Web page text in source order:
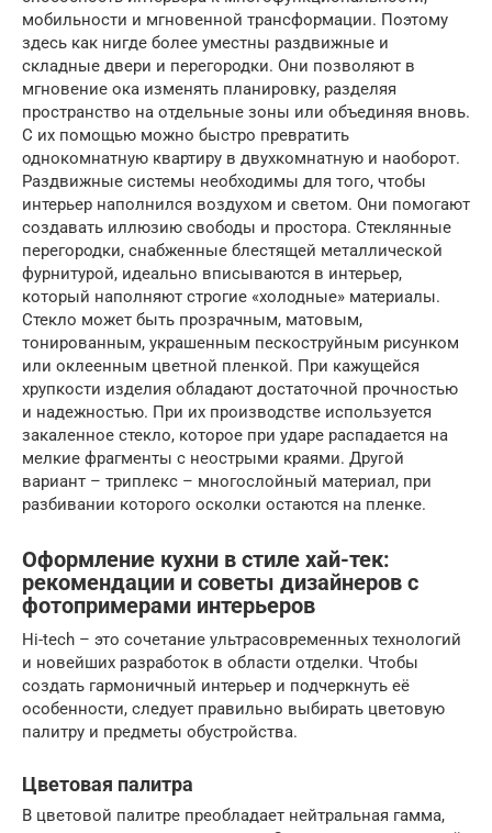
мобильности и мгновенной трансформации. Поэтому
здесь как нигде более уместны раздвижные и
складные двери и перегородки. Они позволяют в
мгновение ока изменять планировку, разделяя
пространство на отдельные зоны или объединяя вновь.
С их помощью можно быстро превратить
однокомнатную квартиру в двухкомнатную и наоборот.
Раздвижные системы необходимы для того, чтобы
интерьер наполнился воздухом и светом. Они помогают
создавать иллюзию свободы и простора. Стеклянные
перегородки, снабженные блестящей металлической
фурнитурой, идеально вписываются в интерьер,
который наполняют строгие «холодные» материалы.
Стекло может быть прозрачным, матовым,
тонированным, украшенным пескоструйным рисунком
или оклеенным цветной пленкой. При кажущейся
хрупкости изделия обладают достаточной прочностью
и надежностью. При их производстве используется
закаленное стекло, которое при ударе распадается на
мелкие фрагменты с неострыми краями. Другой
вариант – триплекс – многослойный материал, при
разбивании которого осколки остаются на пленке.
Оформление кухни в стиле хай-тек:
рекомендации и советы дизайнеров с
фотопримерами интерьеров
Hi-tech – это сочетание ультрасовременных технологий
и новейших разработок в области отделки. Чтобы
создать гармоничный интерьер и подчеркнуть её
особенности, следует правильно выбирать цветовую
палитру и предметы обустройства.
Цветовая палитра
В цветовой палитре преобладает нейтральная гамма,